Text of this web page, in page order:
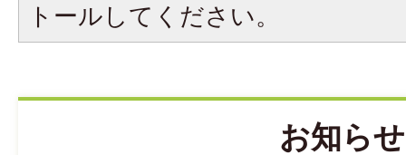
トールしてください。
お知らせ